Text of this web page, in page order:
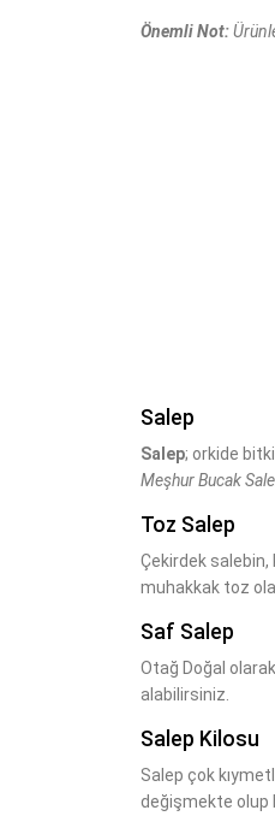
Önemli Not:
Salep
Salep; orkide
Meşhur Bucak
Toz Salep
Çekirdek
muhakkak toz
Saf Salep
Otağ Doğal
alabilirsiniz.
Salep Kilosu
Salep çok
değişmekte olup